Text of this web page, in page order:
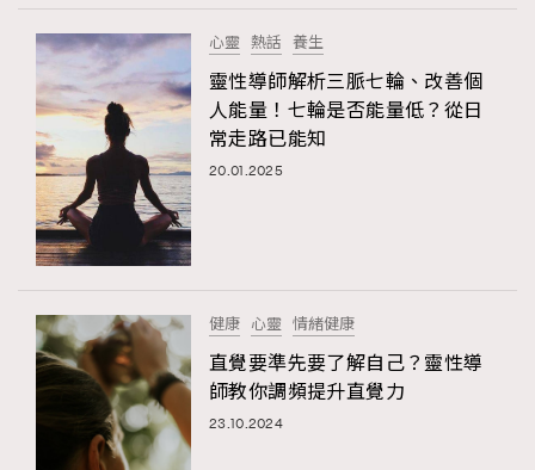
心靈 熱話 養生
靈性導師解析三脈七輪、改善個
人能量！七輪是否能量低？從日
常走路已能知
20.01.2025
健康 心靈 情緒健康
直覺要準先要了解自己？靈性導
師教你調頻提升直覺力
23.10.2024